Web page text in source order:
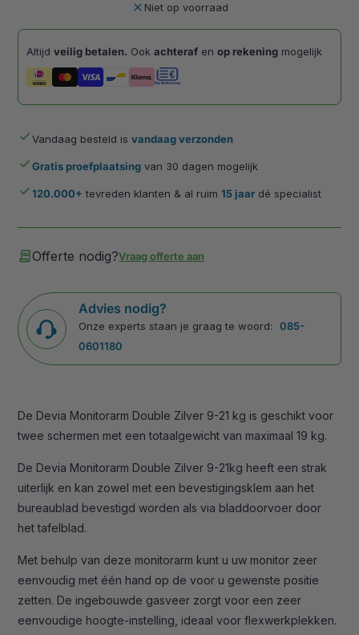
close Niet op voorraad
Altijdveilig betalen. Ookachteraf enop rekening mogelijk
doneVandaag besteld isvandaag verzonden
doneGratis proefplaatsing van 30 dagen mogelijk
done120.000+ tevreden klanten & al ruim15 jaar dé specialist
contractOfferte nodig?Vraag offerte aan
Advies nodig?
Onze experts staan je graag te woord:
085-
0601180
De Devia Monitorarm Double Zilver 9-21 kg is geschikt voor
twee schermen met een totaalgewicht van maximaal 19 kg.
De Devia Monitorarm Double Zilver 9-21kg heeft een strak
uiterlijk en kan zowel met een bevestigingsklem aan het
bureaublad bevestigd worden als via bladdoorvoer door
het tafelblad.
Met behulp van deze monitorarm kunt u uw monitor zeer
eenvoudig met één hand op de voor u gewenste positie
zetten. De ingebouwde gasveer zorgt voor een zeer
eenvoudige hoogte-instelling, ideaal voor flexwerkplekken.